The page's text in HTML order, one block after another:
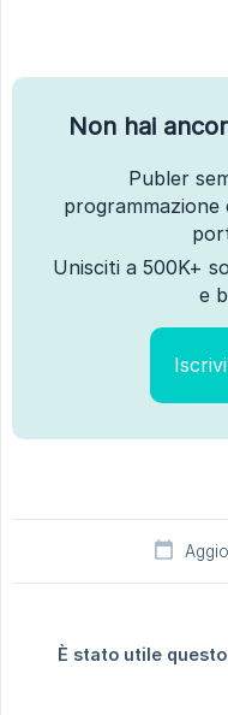
Non hai
Publer
Unisciti a 500K+
e
È stato utile